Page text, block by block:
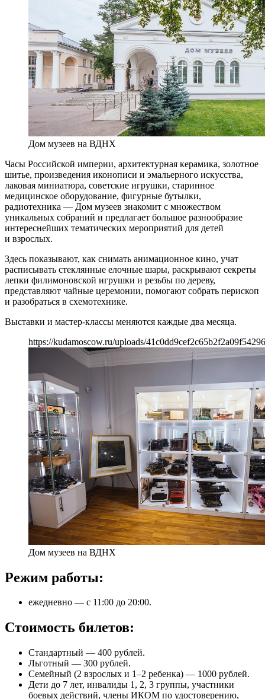
Дом музеев на ВДНХ
Часы Российской империи, архитектурная керамика, золотное
шитье, произведения иконописи и эмальерного искусства,
лаковая миниатюра, советские игрушки, старинное
медицинское оборудование, фигурные бутылки,
радиотехника — Дом музеев знакомит с множеством
уникальных собраний и предлагает большое разнообразие
интереснейших тематических мероприятий для детей
и взрослых.
Здесь показывают, как снимать анимационное кино, учат
расписывать стеклянные елочные шары, раскрывают секреты
лепки филимоновской игрушки и резьбы по дереву,
представляют чайные церемонии, помогают собрать перископ
и разобраться в схемотехнике.
Выставки и мастер-классы меняются каждые два месяца.
https://kudamoscow.ru/uploads/
Дом музеев на ВДНХ
Режим работы:
ежедневно — с 11:00 до 20:00.
Стоимость билетов:
Стандартный — 400 рублей.
Льготный — 300 рублей.
Семейный (2 взрослых и 1–2 ребенка) — 1000 рублей.
Дети до 7 лет, инвалиды 1, 2, 3 группы, участники
боевых действий, члены ИКОМ по удостоверению,